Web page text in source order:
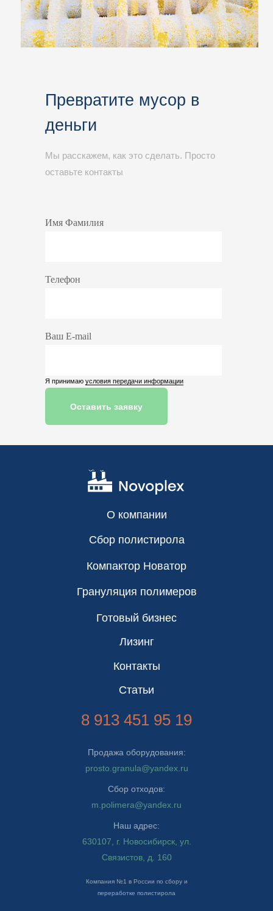
Превратите мусор в
деньги
Мы расскажем, как это сделать. Просто
оставьте контакты
Имя Фамилия
Телефон
Ваш E-mail
Оставить заявку
Я принимаю условия передачи информации
Компания №1 в России по сбору и
переработке полистирола
Готовый бизнес
Компактор Новатор
Сбор полистирола
О компании
Контакты
8 913 451 95 19
Грануляция полимеров
Наш адрес:
630107, г. Новосибирск, ул.
Связистов, д. 160
Статьи
Лизинг
Сбор отходов:
m.polimera@yandex.ru
Продажа оборудования:
prosto.granula@yandex.ru